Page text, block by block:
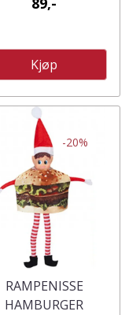
Kjøp
-20%
RAMPENISSE
HAMBURGER